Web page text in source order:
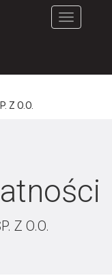
Rozwiń
nawigację
Z O.O.
Z O.O.